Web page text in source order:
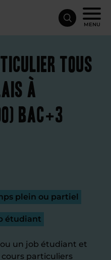
MENU
tous
à
Bac+3
plein ou partiel
étudiant
un job étudiant et
cours particuliers